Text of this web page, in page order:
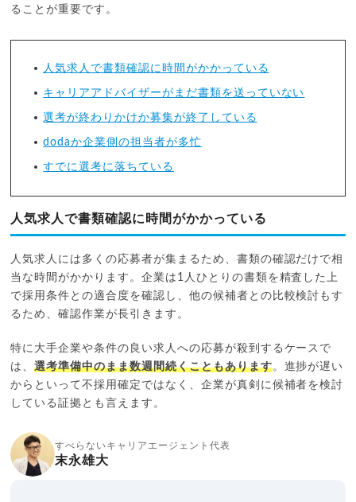
ることが重要です。
人気求人で書類確認に時間がかかっている
キャリアアドバイザーがまだ書類を送っていない
選考が終わりかけか募集が終了している
dodaか企業側の担当者が多忙
すでに選考に落ちている
人気求人で書類確認に時間がかかっている
人気求人には多くの応募者が集まるため、書類の確認だけで相
当な時間がかかります。企業は1人ひとりの書類を精査した上
で採用条件との適合度を確認し、他の候補者との比較検討もす
るため、確認作業が長引きます。
特に大手企業や条件の良い求人への応募が殺到するケースで
は、選考準備中のまま数週間続くこともあります。進捗が遅い
からといって不採用確定ではなく、企業が真剣に候補者を検討
している証拠とも言えます。
すべらないキャリアエージェント代表
末永雄大